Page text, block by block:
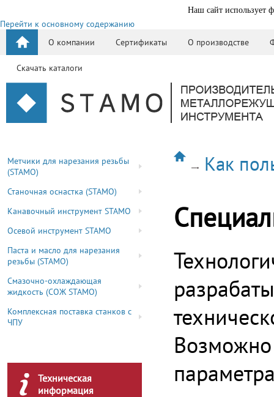
Наш сайт использует
Перейти к основному содержанию
О компании
Сертификаты О производстве
Скачать каталоги
Метчики для нарезания резьбы
(STAMO)
Станочная оснастка (STAMO)
Канавочный инструмент STAMO
Осевой инструмент STAMO
Паста и масло для нарезания
резьбы (STAMO)
Смазочно-охлаждающая
жидкость (СОЖ STAMO)
Комплексная поставка станков с
ЧПУ
Техническая
информация
Как
Возможно